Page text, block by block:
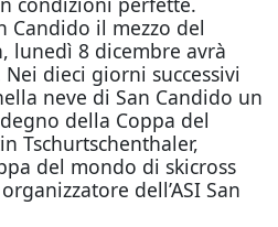
Candido il mezzo del
lunedì 8 dicembre avrà
dieci giorni successivi
neve di San Candido un
della Coppa del
Tschurtschenthaler,
del mondo di skicross
dell’ASI San